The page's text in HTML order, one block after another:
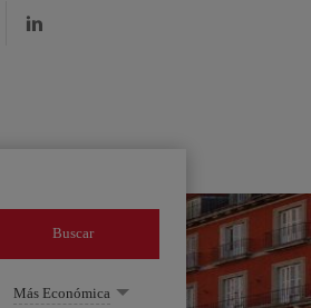
Buscar
Más Económica